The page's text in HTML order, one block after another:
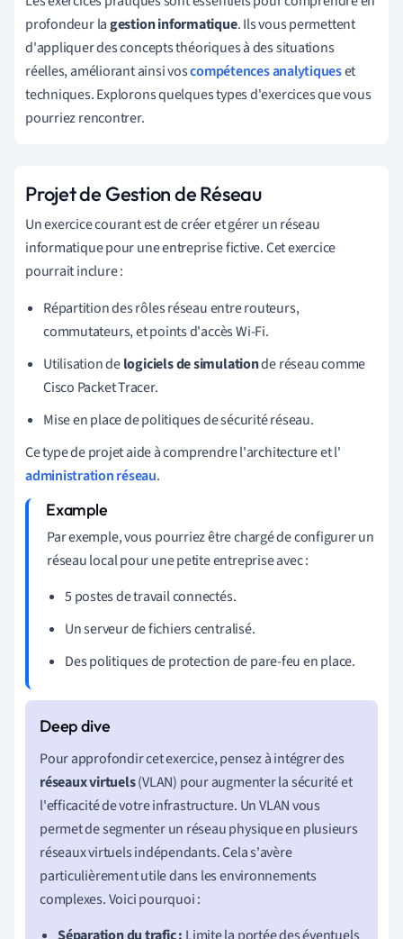
profondeur lagestion informatique. Ils vous permettent
d'appliquer des concepts théoriques à des situations
réelles, améliorant ainsi voscompétences analytiqueset
techniques. Explorons quelques types d'exercices que vous
pourriez rencontrer.
Projet de Gestion de Réseau
Un exercice courant est de créer et gérer un réseau
informatique pour une entreprise fictive. Cet exercice
pourrait inclure :
Répartition des rôles réseau entre routeurs,
commutateurs, et points d'accès Wi-Fi.
Utilisation delogiciels de simulationde réseau comme
Cisco Packet Tracer.
Mise en place de politiques de sécurité réseau.
Ce type de projet aide à comprendre l'architecture et l'
administration réseau.
Par exemple, vous pourriez être chargé de configurer un
réseau local pour une petite entreprise avec :
5 postes de travail connectés.
Un serveur de fichiers centralisé.
Des politiques de protection de pare-feu en place.
Pour approfondir cet exercice, pensez à intégrer des
réseaux virtuels(VLAN) pour augmenter la sécurité et
l'efficacité de votre infrastructure. Un VLAN vous
permet de segmenter un réseau physique en plusieurs
réseaux virtuels indépendants. Cela s'avère
particulièrement utile dans les environnements
complexes. Voici pourquoi :
Séparation du trafic : Limite la portée des éventuels